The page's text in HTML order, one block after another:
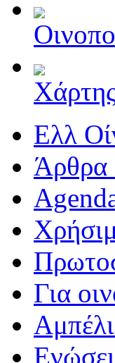
Ελλ
Άρθρα
Για